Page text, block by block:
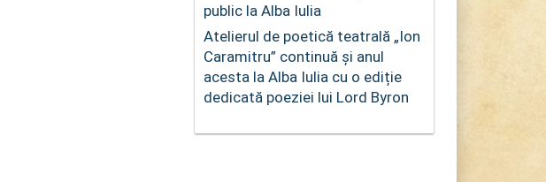
public la Alba Iulia
Atelierul de poetică teatrală „Ion
Caramitru” continuă și anul
acesta la Alba Iulia cu o ediție
dedicată poeziei lui Lord Byron